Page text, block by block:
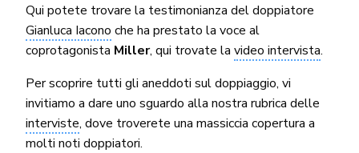
Qui potete trovare la testimonianza del doppiatore
Gianluca Iacono che ha prestato la voce al
coprotagonista Miller, qui trovate lavideo intervista.
Per scoprire tutti gli aneddoti sul doppiaggio, vi
invitiamo a dare uno sguardo alla nostra rubrica delle
interviste, dove troverete una massiccia copertura a
molti noti doppiatori.